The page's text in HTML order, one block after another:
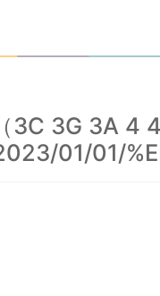
3C 3G 3A 4
01/01/